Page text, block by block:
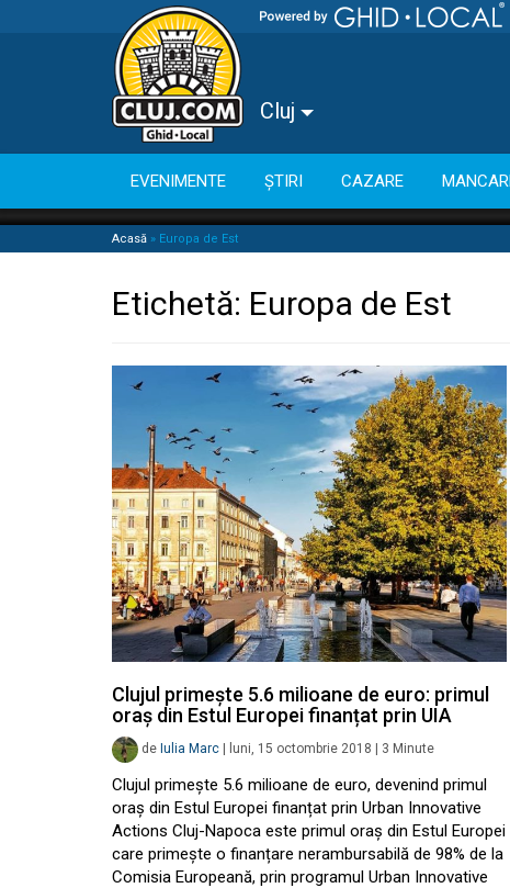
Cluj
EVENIMENTE ȘTIRI CAZARE
Acasă » Europa de Est
Etichetă: Europa de Est
Clujul primește 5.6 milioane de euro: primul
oraș din Estul Europei finanțat prin UIA
de Iulia Marc luni, 15 octombrie 2018 3 Minute
Clujul primește 5.6 milioane de euro, devenind primul
oraș din Estul Europei finanțat prin Urban Innovative
Actions Cluj-Napoca este primul oraș din Estul Europei
care primește o finanțare nerambursabilă de 98% de la
Comisia Europeană, prin programul Urban Innovative